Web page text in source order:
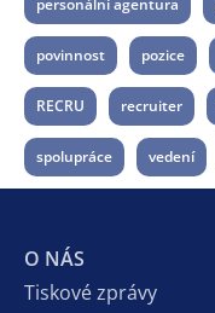
personální agentura
povinnost pozice
RECRU recruiter
spolupráce vedení
O NÁS
Tiskové zprávy